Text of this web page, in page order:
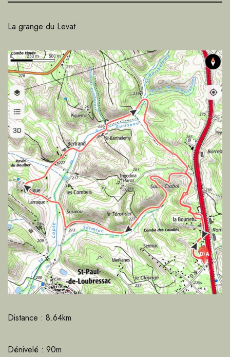
La grange du Levat
Distance : 8.64km
Dénivelé : 90m